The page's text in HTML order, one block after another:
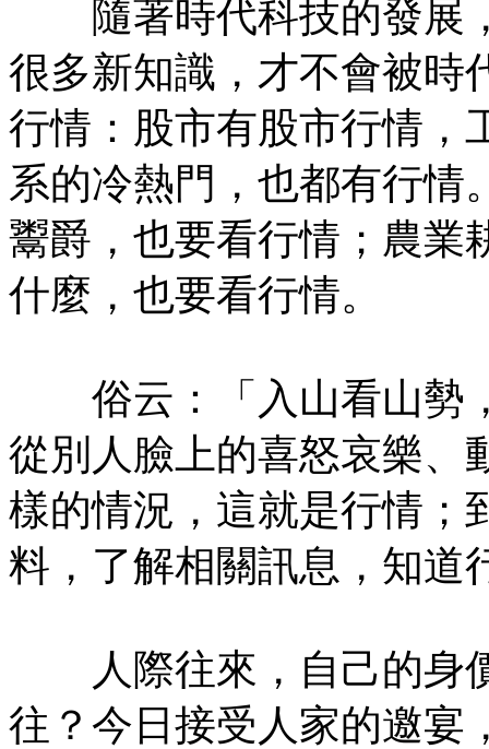
隨著時代科技的發展
很多新知識，才不會被時
行情：股市有股市行情，
系的冷熱門，也都有行情
鬻爵，也要看行情；農業
什麼，也要看行情。
俗云：「入山看山勢
從別人臉上的喜怒哀樂、
樣的情況，這就是行情；
料，了解相關訊息，知道
人際往來，自己的身
往？今日接受人家的邀宴